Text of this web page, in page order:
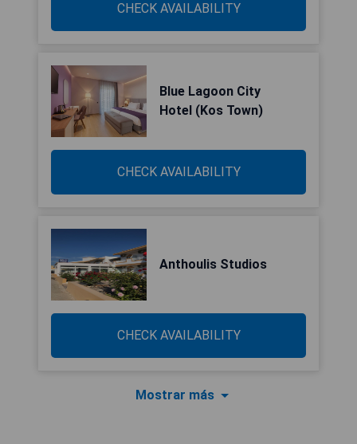
CHECK AVAILABILITY
Blue Lagoon City
Hotel (Kos Town)
CHECK AVAILABILITY
Anthoulis Studios
CHECK AVAILABILITY
Mostrar más